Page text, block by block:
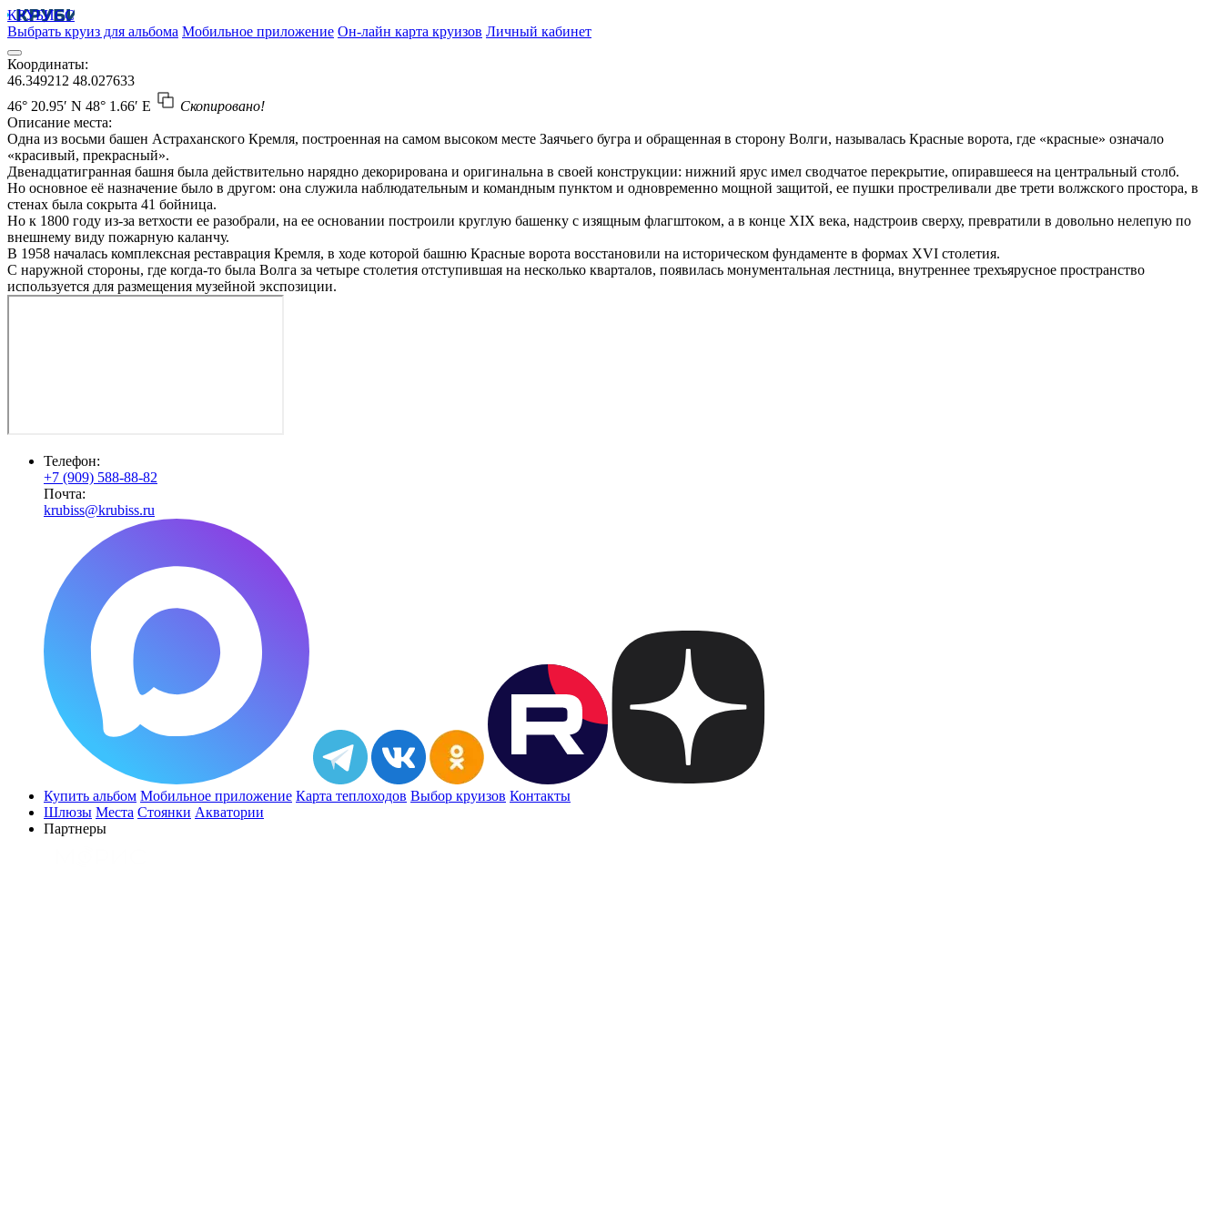
КРУБИСС
Выбрать круиз для альбома Мобильное приложение Он-лайн карта круизов Личный кабинет
Координаты:
46.349212 48.027633
46° 20.95′ N 48° 1.66′ E
Скопировано!
Описание места:
Одна из восьми башен Астраханского Кремля, построенная на самом высоком месте Заячьего бугра и обращенная в сторону Волги, называлась Красные ворота, где «красные» означало
«красивый, прекрасный».
Двенадцатигранная башня была действительно нарядно декорирована и оригинальна в своей конструкции: нижний ярус имел сводчатое перекрытие, опиравшееся на центральный столб.
Но основное её назначение было в другом: она служила наблюдательным и командным пунктом и одновременно мощной защитой, ее пушки простреливали две трети волжского простора, в
стенах была сокрыта 41 бойница.
Но к 1800 году из-за ветхости ее разобрали, на ее основании построили круглую башенку с изящным флагштоком, а в конце XIX века, надстроив сверху, превратили в довольно нелепую по
внешнему виду пожарную каланчу.
В 1958 началась комплексная реставрация Кремля, в ходе которой башню Красные ворота восстановили на историческом фундаменте в формах XVI столетия.
С наружной стороны, где когда-то была Волга за четыре столетия отступившая на несколько кварталов, появилась монументальная лестница, внутреннее трехъярусное пространство
используется для размещения музейной экспозиции.
Телефон:
+7 (909) 588-88-82
Почта:
krubiss@krubiss.ru
Купить альбом Мобильное приложение Карта теплоходов Выбор круизов Контакты
Шлюзы Места Стоянки Акватории
Партнеры